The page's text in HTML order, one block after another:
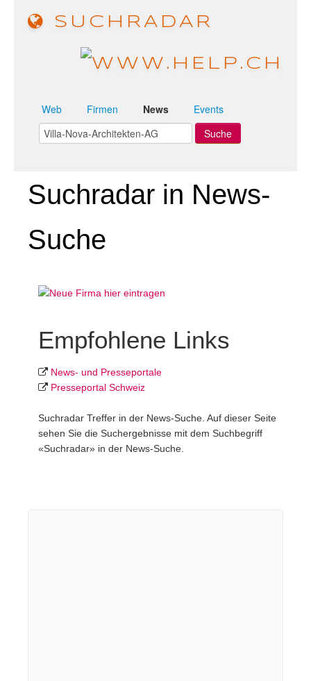
SUCHRADAR
Web Firmen News Events
Suchradar in News-
Suche
Empfohlene Links
News- und Presseportale
Presseportal Schweiz
Suchradar Treffer in der News-Suche. Auf dieser Seite
sehen Sie die Suchergebnisse mit dem Suchbegriff
«Suchradar» in der News-Suche.